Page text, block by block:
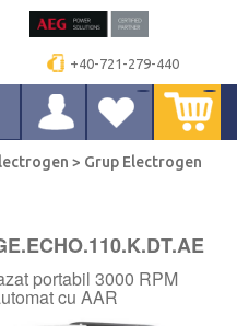
+40-721-279-440
> Grup Electrogen
portabil 3000 RPM
cu AAR